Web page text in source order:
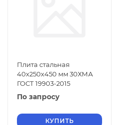
Плита стальная
40х250х450 мм 30ХМА
ГОСТ 19903-2015
По запросу
КУПИТЬ